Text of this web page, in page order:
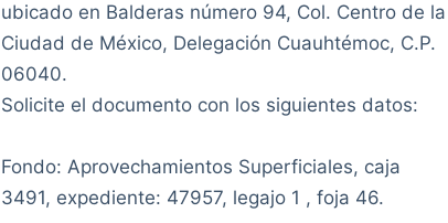
ubicado en Balderas número 94, Col. Centro de la
Ciudad de México, Delegación Cuauhtémoc, C.P.
06040.
Solicite el documento con los siguientes datos:
Fondo: Aprovechamientos Superficiales, caja
3491, expediente: 47957, legajo 1 , foja 46.